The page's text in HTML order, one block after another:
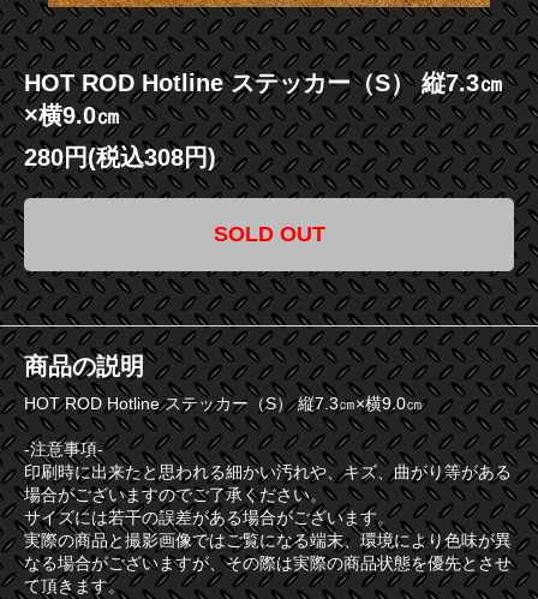
HOT ROD Hotline ステッカー（S） 縦7.3㎝
×横9.0㎝
280円(税込308円)
SOLD OUT
商品の説明
HOT ROD Hotline ステッカー（S） 縦7.3㎝×横9.0㎝
-注意事項-
印刷時に出来たと思われる細かい汚れや、キズ、曲がり等がある
場合がございますのでご了承ください。
サイズには若干の誤差がある場合がございます。
実際の商品と撮影画像ではご覧になる端末、環境により色味が異
なる場合がございますが、その際は実際の商品状態を優先とさせ
て頂きます。